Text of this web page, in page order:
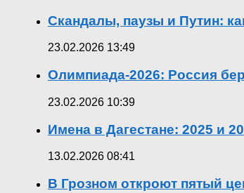
Скандалы, паузы и Путин:
23.02.2026 13:49
Олимпиада-2026: Россия
23.02.2026 10:39
Имена в Дагестане: 2025 и
13.02.2026 08:41
В Грозном откроют пятый